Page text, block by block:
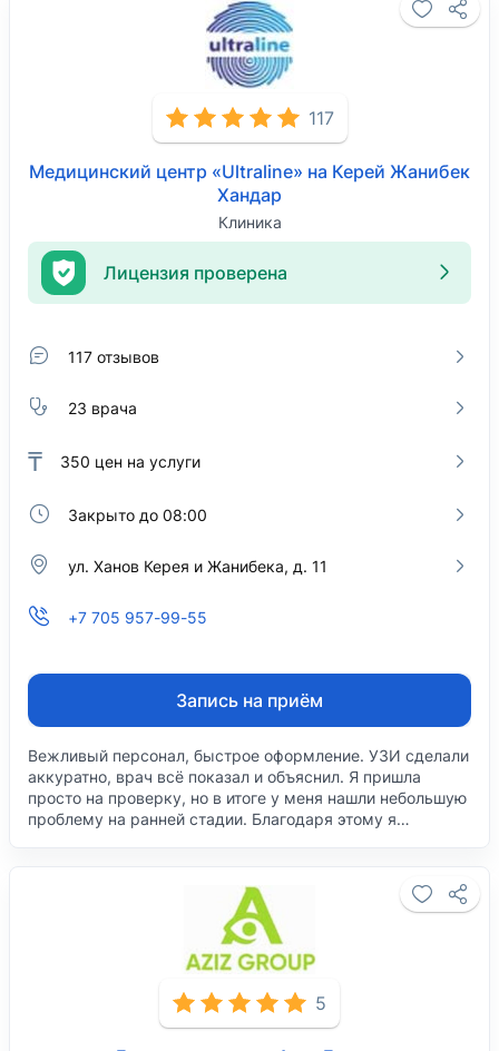
117
Медицинский центр «Ultraline» на Керей Жанибек
Хандар
Клиника
Лицензия проверена
117 отзывов
23 врача
₸ 350 цен на услуги
Закрыто до 08:00
ул. Ханов Керея и Жанибека, д. 11
+7 705 957-99-55
Запись на приём
Вежливый персонал, быстрое оформление. УЗИ сделали
аккуратно, врач всё показал и объяснил. Я пришла
просто на проверку, но в итоге у меня нашли небольшую
проблему на ранней стадии. Благодаря этому я…
5